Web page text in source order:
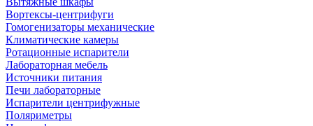
Вортексы-центрифуги
Гомогенизаторы механические
Климатические камеры
Ротационные испарители
Лабораторная мебель
Источники питания
Печи лабораторные
Испарители центрифужные
Поляриметры